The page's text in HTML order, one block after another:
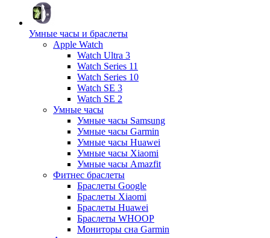
Умные часы и браслеты
Apple Watch
Watch Ultra 3
Watch Series 11
Watch Series 10
Watch SE 3
Watch SE 2
Умные часы
Умные часы Samsung
Умные часы Garmin
Умные часы Huawei
Умные часы Xiaomi
Умные часы Amazfit
Фитнес браслеты
Браслеты Google
Браслеты Xiaomi
Браслеты Huawei
Браслеты WHOOP
Мониторы сна Garmin